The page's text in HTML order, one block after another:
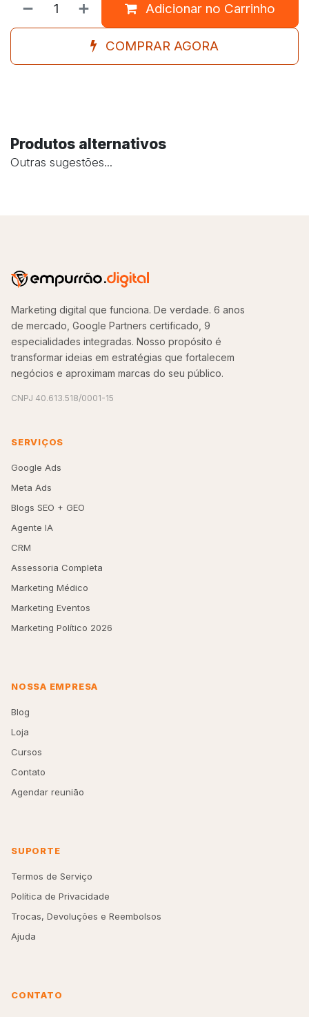
Adicionar no Carrinho
COMPRAR AGORA
Produtos alternativos
Outras sugestões...
Marketing digital que funciona. De verdade. 6 anos
de mercado, Google Partners certificado, 9
especialidades integradas. Nosso propósito é
transformar ideias em estratégias que fortalecem
negócios e aproximam marcas do seu público.
CNPJ 40.613.518/0001-15
SERVIÇOS
Google Ads
Meta Ads
Blogs SEO + GEO
Agente IA
CRM
Assessoria Completa
Marketing Médico
Marketing Eventos
Marketing Político 2026
NOSSA EMPRESA
Blog
Loja
Cursos
Contato
Agendar reunião
SUPORTE
Termos de Serviço
Política de Privacidade
Trocas, Devoluções e Reembolsos
Ajuda
CONTATO